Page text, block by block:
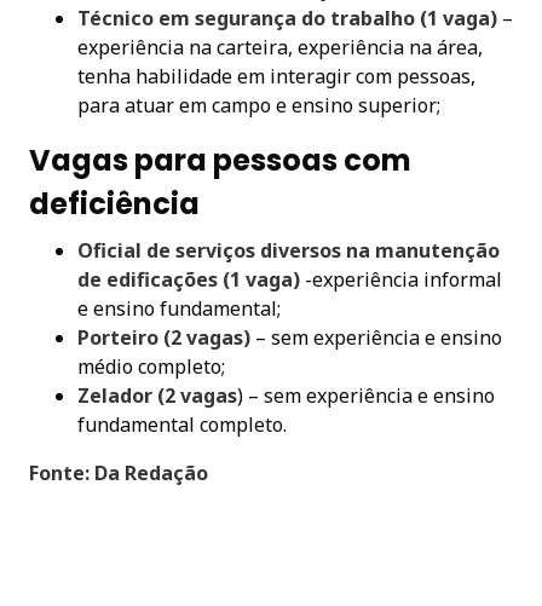
Técnico em segurança do trabalho (1 vaga) –
experiência na carteira, experiência na área,
tenha habilidade em interagir com pessoas,
para atuar em campo e ensino superior;
Vagas para pessoas com
deficiência
Oficial de serviços diversos na manutenção
de edificações (1 vaga) -experiência informal
e ensino fundamental;
Porteiro (2 vagas) – sem experiência e ensino
médio completo;
Zelador (2 vagas) – sem experiência e ensino
fundamental completo.
Fonte: Da Redação